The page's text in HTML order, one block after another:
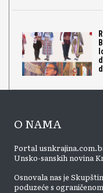
O NAMA
Portal
Unsko-sanskih novina
Osnovala nas je
poduzeće s